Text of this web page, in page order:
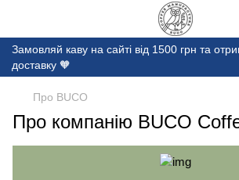
Замовляй каву на сайті від 1500 грн та
доставку 🧡
Про BUCO
Про компанію BUCO